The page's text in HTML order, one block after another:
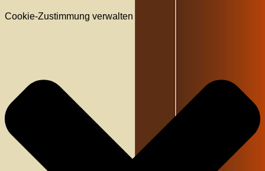
Cookie-Zustimmung verwalten